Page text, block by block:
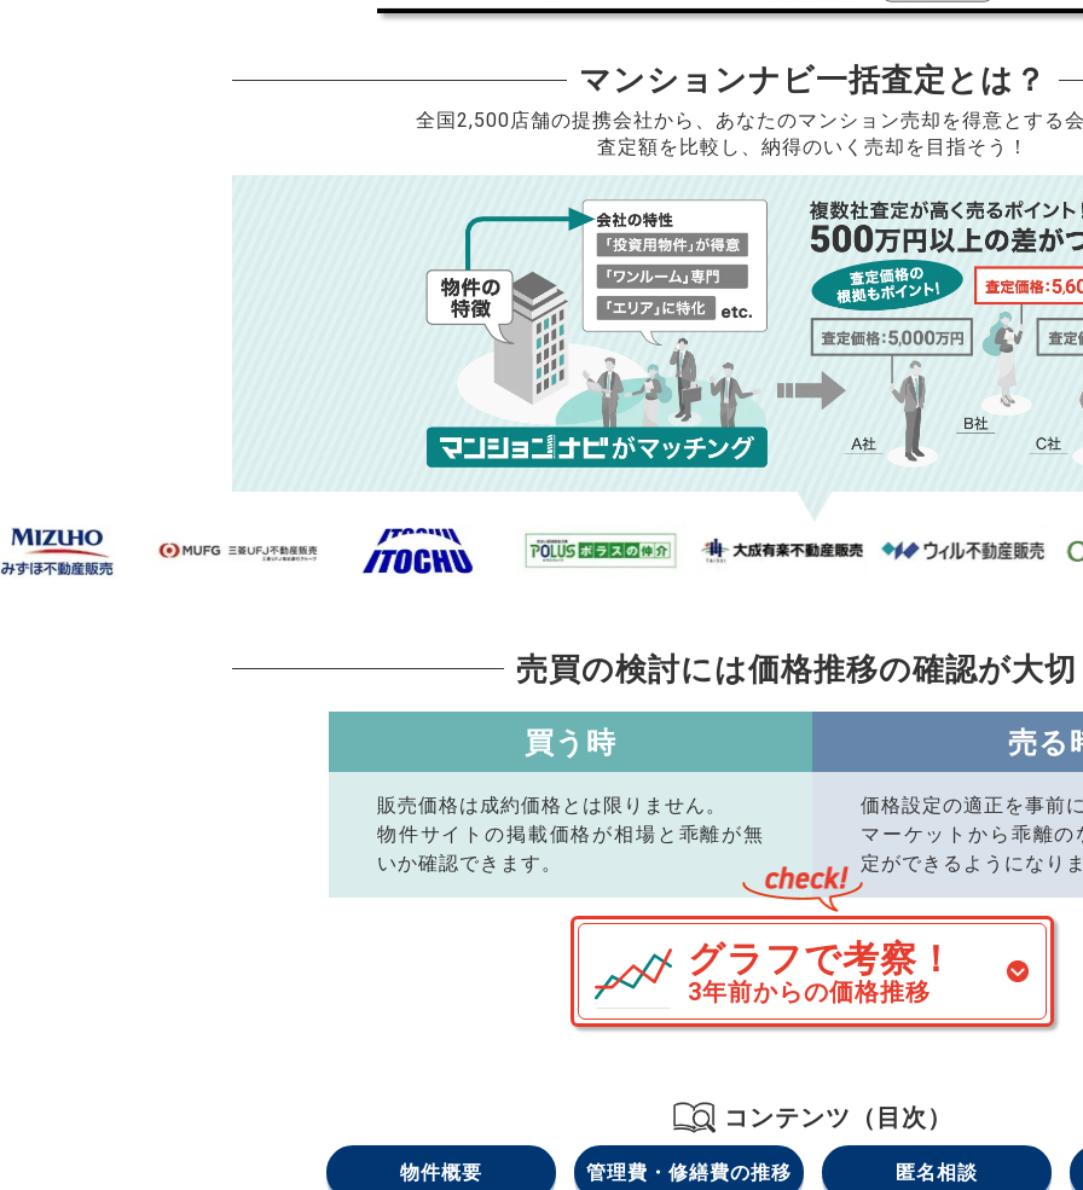
マンションナビ一括査定とは？
全国2,500店舗の提携会社から、 あなたのマンション売却を得意とする
査定額を比較し、納得のいく売却を目指そう！
売買の検討には価格推移の確認が大
買う時
販売価格は成約価格とは限りません。
物件サイトの掲載価格が相場と乖離が無
いか確認できます。
売る
価格設定の適正を事前
マーケットから乖離
定ができるようになり
グラフで考察！
3年前からの価格推移
コンテンツ（目次）
物件概要 管理費・修繕費の推移 匿名相談